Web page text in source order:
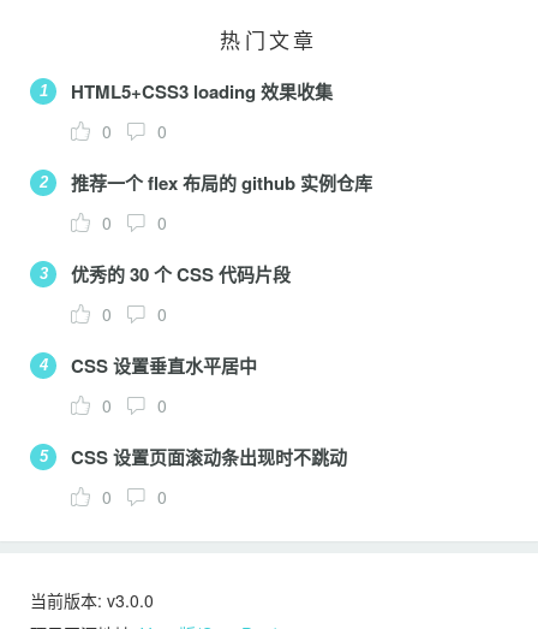
热门文章
1 HTML5+CSS3 loading 效果收集
0 0
2 推荐一个 flex 布局的 github 实例仓库
0 0
3 优秀的 30 个 CSS 代码片段
0 0
4 CSS 设置垂直水平居中
0 0
5 CSS 设置页面滚动条出现时不跳动
0 0
当前版本: v3.0.0